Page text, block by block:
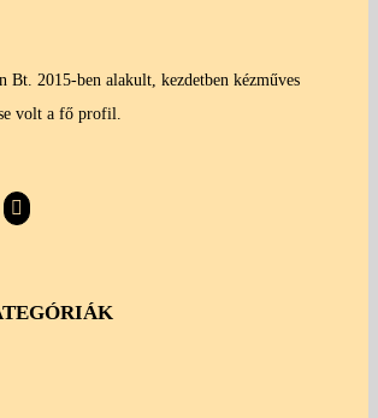
Bt. 2015-ben alakult, kezdetben kézműves
volt a fő profil.